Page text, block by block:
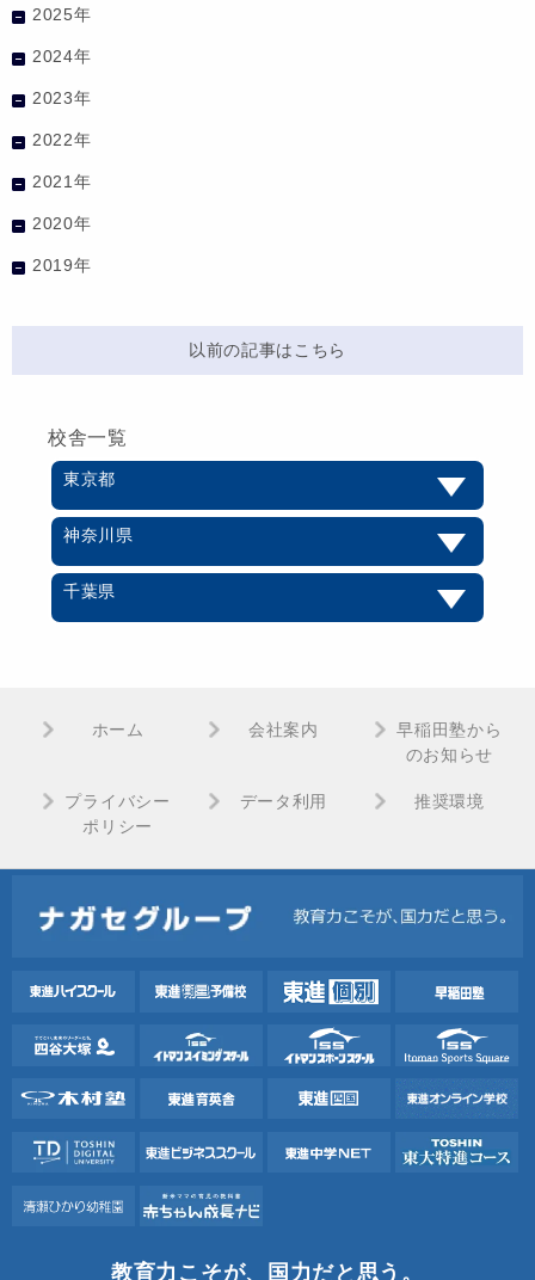
2025年
2024年
2023年
2022年
2021年
2020年
2019年
以前の記事はこちら
校舎一覧
東京都
神奈川県
千葉県
ホーム 会社案内
早稲田塾から
のお知らせ
プライバシー
ポリシー
データ利用 推奨環境
教育力こそが、国力だと思う。